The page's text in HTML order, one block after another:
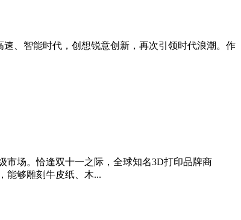
、智能时代，创想锐意创新，再次引领时代浪潮。作
市场。恰逢双十一之际，全球知名3D打印品牌商
能够雕刻牛皮纸、木...